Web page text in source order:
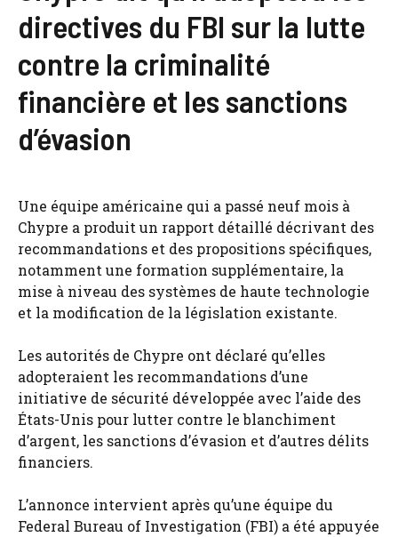
directives du FBI sur la lutte
contre la criminalité
financière et les sanctions
d’évasion
Une équipe américaine qui a passé neuf mois à
Chypre a produit un rapport détaillé décrivant des
recommandations et des propositions spécifiques,
notamment une formation supplémentaire, la
mise à niveau des systèmes de haute technologie
et la modification de la législation existante.
Les autorités de Chypre ont déclaré qu’elles
adopteraient les recommandations d’une
initiative de sécurité développée avec l’aide des
États-Unis pour lutter contre le blanchiment
d’argent, les sanctions d’évasion et d’autres délits
financiers.
L’annonce intervient après qu’une équipe du
Federal Bureau of Investigation (FBI) a été appuyée